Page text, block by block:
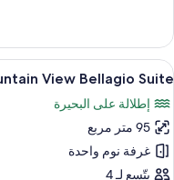
Two
Bedroom
Penthouse
Fountain
View
Suite
استعراض
جميع
صور
Fountain
View
Bellagio
9
View Bellagio Suite
إطلالة على البحيرة
95 متر مربع
غرفة نوم واحدة
يتّسع لـ 4